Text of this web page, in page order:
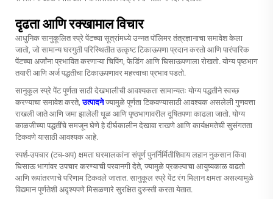
दृढता आणि रक्खामाल विचार
आधुनिक सानुकूलित स्प्रे पेंटच्या सूत्रांमध्ये उन्नत पॉलिमर तंत्रज्ञानाचा समावेश केला
जातो, जो सामान्य घरगुती परिस्थितीत उत्कृष्ट टिकाऊपणा प्रदान करतो आणि पारंपारिक
पेंटच्या अर्जांना प्रभावित करणाऱ्या चिपिंग, फेडिंग आणि घिसाऊपणाला रोखतो. योग्य पृष्ठभाग
तयारी आणि अर्ज पद्धतीचा टिकाऊपणावर महत्त्वाचा प्रभाव पडतो.
सानुकूल स्प्रे पेंट पूर्णता साठी देखभालीची आवश्यकता सामान्यतः योग्य पद्धतीने स्वच्छ
करण्याचा समावेश करते,उत्पादनेज्यामुळे पूर्णता टिकवण्यासाठी आवश्यक असलेली गुणवत्ता
राखली जाते आणि जमा झालेली धूळ आणि पृष्ठभागावरील दूषितपणा काढला जातो. योग्य
काळजीच्या पद्धतींचे समजून घेणे हे दीर्घकालीन देखावा राखणे आणि कार्यक्षमतेची सुसंगतता
टिकवणे यासाठी आवश्यक आहे.
स्पर्श-उपचार (टच-अप) क्षमता घरमालकांना संपूर्ण पुनर्निर्मितीशिवाय लहान नुकसान किंवा
घिसाऊ भागांवर उपचार करण्याची परवानगी देते, ज्यामुळे प्रकल्पाचा आयुष्यकाळ वाढतो
आणि रूपांतरणाचे परिणाम टिकवले जातात. सानुकूल स्प्रे पेंट रंग मिलान क्षमता असल्यामुळे
विद्यमान पूर्णतेशी अदृश्यपणे मिसळणारे सुरक्षित दुरुस्ती करता येतात.